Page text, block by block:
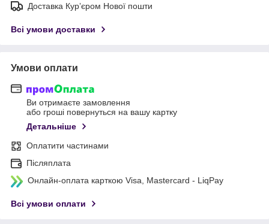
Доставка Курʼєром Нової пошти
Всі умови доставки
Умови оплати
Ви отримаєте замовлення
або гроші повернуться на вашу картку
Детальніше
Оплатити частинами
Післяплата
Онлайн-оплата карткою Visa, Mastercard - LiqPay
Всі умови оплати